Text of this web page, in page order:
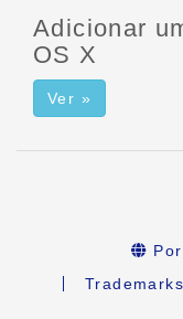
Adicionar
OS X
Ver »
Trademarks